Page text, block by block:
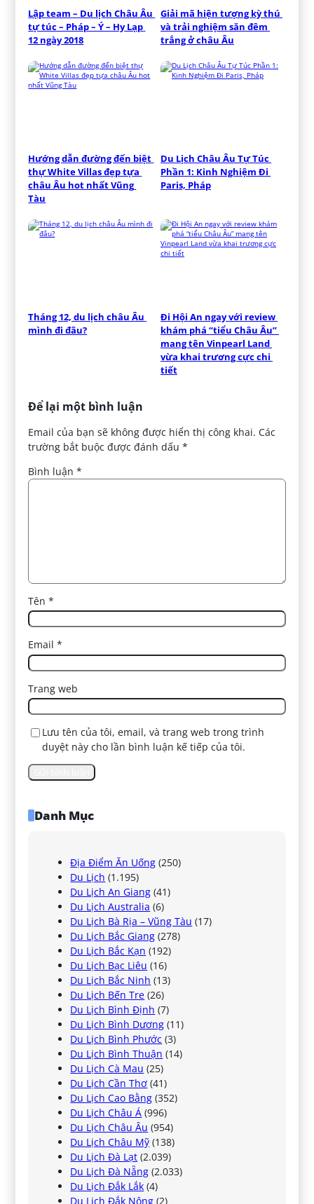
Lập team – Du lịch Châu Âu
tự túc – Pháp – Ý – Hy Lạp
12 ngày 2018
Giải mã hiện tượng kỳ thú
và trải nghiệm săn đêm
trắng ở châu Âu
Hướng dẫn đường đến biệt
thự White Villas đẹp tựa
châu Âu hot nhất Vũng
Tàu
Du Lịch Châu Âu Tự Túc
Phần 1: Kinh Nghiệm Đi
Paris, Pháp
Tháng 12, du lịch châu Âu
mình đi đâu?
Đi Hội An ngay với review
khám phá “tiểu Châu Âu”
mang tên Vinpearl Land
vừa khai trương cực chi
tiết
Để lại một bình luận
Email của bạn sẽ không được hiển thị công khai. Các
trường bắt buộc được đánh dấu*
Bình luận*
Tên*
Email*
Trang web
Lưu tên của tôi, email, và trang web trong trình
duyệt này cho lần bình luận kế tiếp của tôi.
Danh Mục
Địa Điểm Ăn Uống (250)
Du Lịch (1.195)
Du Lịch An Giang (41)
Du Lịch Australia (6)
Du Lịch Bà Rịa – Vũng Tàu (17)
Du Lịch Bắc Giang (278)
Du Lịch Bắc Kạn (192)
Du Lịch Bạc Liêu (16)
Du Lịch Bắc Ninh (13)
Du Lịch Bến Tre (26)
Du Lịch Bình Định (7)
Du Lịch Bình Dương (11)
Du Lịch Bình Phước (3)
Du Lịch Bình Thuận (14)
Du Lịch Cà Mau (25)
Du Lịch Cần Thơ (41)
Du Lịch Cao Bằng (352)
Du Lịch Châu Á (996)
Du Lịch Châu Âu (954)
Du Lịch Châu Mỹ (138)
Du Lịch Đà Lạt (2.039)
Du Lịch Đà Nẵng (2.033)
Du Lịch Đắk Lắk (4)
Du Lịch Đắk Nông (2)